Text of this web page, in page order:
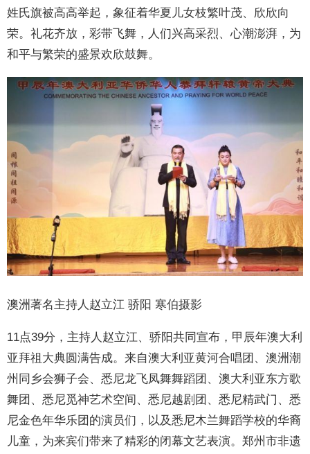
姓氏旗被高高举起，象征着华夏儿女枝繁叶茂、欣欣向
荣。礼花齐放，彩带飞舞，人们兴高采烈、心潮澎湃，为
和平与繁荣的盛景欢欣鼓舞。
澳洲著名主持人赵立江 骄阳 寒伯摄影
11点39分，主持人赵立江、骄阳共同宣布，甲辰年澳大利
亚拜祖大典圆满告成。来自澳大利亚黄河合唱团、澳洲潮
州同乡会狮子会、悉尼龙飞凤舞舞蹈团、澳大利亚东方歌
舞团、悉尼觅神艺术空间、悉尼越剧团、悉尼精武门、悉
尼金色年华乐团的演员们，以及悉尼木兰舞蹈学校的华裔
儿童，为来宾们带来了精彩的闭幕文艺表演。郑州市非遗